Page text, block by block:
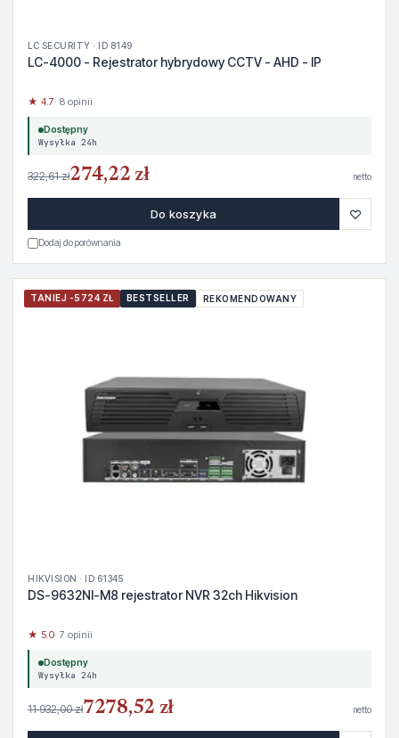
LC SECURITY · ID 8149
LC-4000 - Rejestrator hybrydowy CCTV - AHD - IP
★ 4.7· 8 opinii
Dostępny
Wysyłka 24h
322,61 zł274,22 zł netto
Do koszyka ♡
Dodaj do porównania
TANIEJ -5724 ZŁ BESTSELLER REKOMENDOWANY
HIKVISION · ID 61345
DS-9632NI-M8 rejestrator NVR 32ch Hikvision
★ 5.0· 7 opinii
Dostępny
Wysyłka 24h
11 932,00 zł7278,52 zł netto